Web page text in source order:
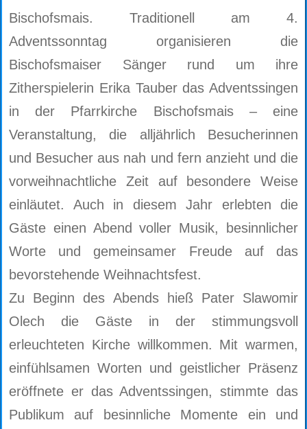
Bischofsmais. Traditionell am 4.
Adventssonntag organisieren die
Bischofsmaiser Sänger rund um ihre
Zitherspielerin Erika Tauber das Adventssingen
in der Pfarrkirche Bischofsmais – eine
Veranstaltung, die alljährlich Besucherinnen
und Besucher aus nah und fern anzieht und die
vorweihnachtliche Zeit auf besondere Weise
einläutet. Auch in diesem Jahr erlebten die
Gäste einen Abend voller Musik, besinnlicher
Worte und gemeinsamer Freude auf das
bevorstehende Weihnachtsfest.
Zu Beginn des Abends hieß Pater Slawomir
Olech die Gäste in der stimmungsvoll
erleuchteten Kirche willkommen. Mit warmen,
einfühlsamen Worten und geistlicher Präsenz
eröffnete er das Adventssingen, stimmte das
Publikum auf besinnliche Momente ein und